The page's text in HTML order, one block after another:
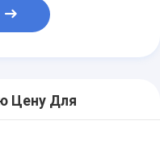
Цену Для